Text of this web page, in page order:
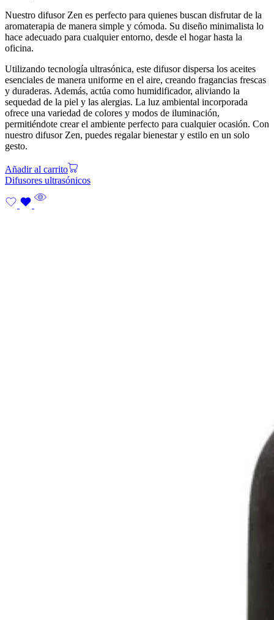
Nuestro difusor Zen es perfecto para quienes buscan disfrutar de la
aromaterapia de manera simple y cómoda. Su diseño minimalista lo
hace adecuado para cualquier entorno, desde el hogar hasta la
oficina.
Utilizando tecnología ultrasónica, este difusor dispersa los aceites
esenciales de manera uniforme en el aire, creando fragancias frescas
y duraderas. Además, actúa como humidificador, aliviando la
sequedad de la piel y las alergias. La luz ambiental incorporada
ofrece una variedad de colores y modos de iluminación,
permitiéndote crear el ambiente perfecto para cualquier ocasión. Con
nuestro difusor Zen, puedes regalar bienestar y estilo en un solo
gesto.
Añadir al carrito
Difusores ultrasónicos